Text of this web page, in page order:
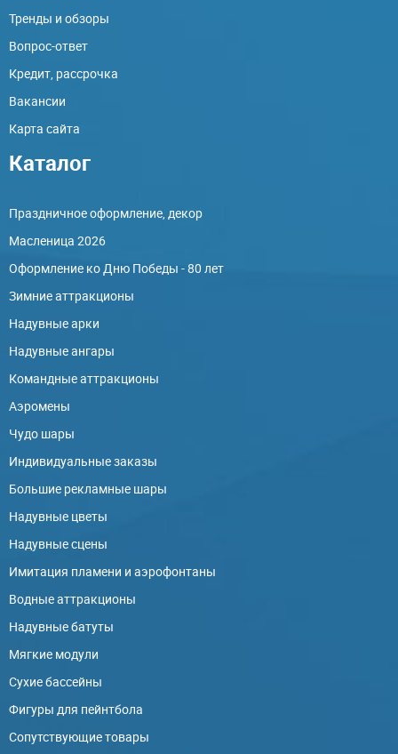
Тренды и обзоры
Вопрос-ответ
Кредит, рассрочка
Вакансии
Карта сайта
Каталог
Праздничное оформление, декор
Масленица 2026
Оформление ко Дню Победы - 80 лет
Зимние аттракционы
Надувные арки
Надувные ангары
Командные аттракционы
Аэромены
Чудо шары
Индивидуальные заказы
Большие рекламные шары
Надувные цветы
Надувные сцены
Имитация пламени и аэрофонтаны
Водные аттракционы
Надувные батуты
Мягкие модули
Сухие бассейны
Фигуры для пейнтбола
Сопутствующие товары